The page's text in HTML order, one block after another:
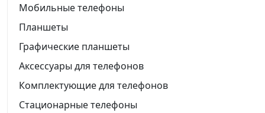
Мобильные телефоны
Планшеты
Графические планшеты
Аксессуары для телефонов
Комплектующие для телефонов
Стационарные телефоны